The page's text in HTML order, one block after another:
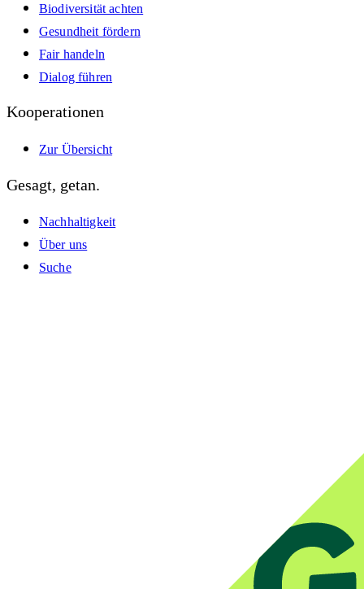
Biodiversität achten
Gesundheit fördern
Fair handeln
Dialog führen
Kooperationen
Zur Übersicht
Gesagt, getan.
Nachhaltigkeit
Über uns
Suche